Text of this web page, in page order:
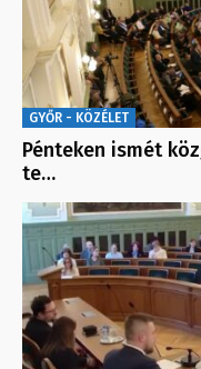
GYŐR - KÖZÉLET
Pénteken ismét
te…